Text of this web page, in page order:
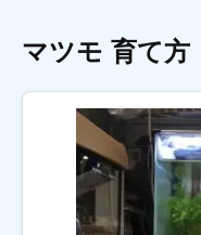
マツモ 育て方